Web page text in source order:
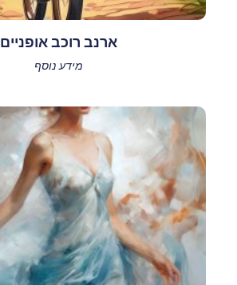
ארנב רוכב אופניים
מידע נוסף